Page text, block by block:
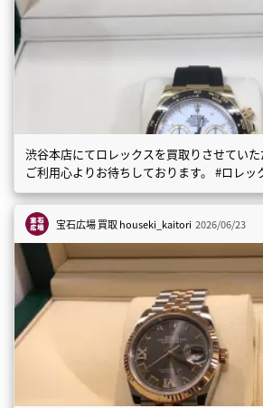
渋谷本店にてロレックスを買取りさせてい
ご利用心よりお待ちしております。 #ロレッ
宝石広場 買取houseki_kaitori 2026/06/23